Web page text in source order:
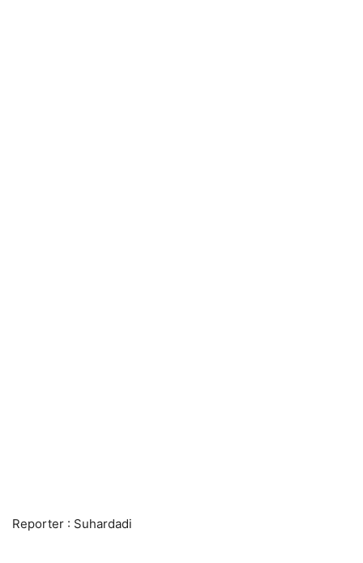
Reporter : Suhardadi